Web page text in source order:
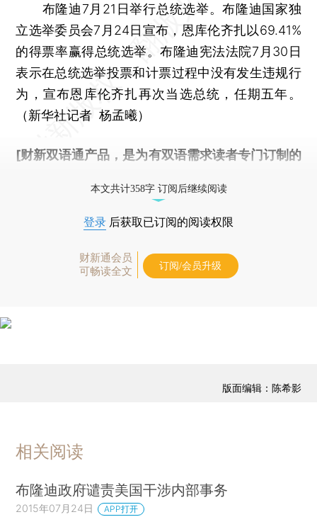
布隆迪7月21日举行总统选举。布隆迪国家独
立选举委员会7月24日宣布，恩库伦齐扎以69.41%
的得票率赢得总统选举。布隆迪宪法法院7月30日
表示在总统选举投票和计票过程中没有发生违规行
为，宣布恩库伦齐扎再次当选总统，任期五年。
（新华社记者 杨孟曦）
[财新双语通产品，是为有双语需求读者专门订制的
本文共计358字 订阅后继续阅读
登录 后获取已订阅的阅读权限
财新通会员
可畅读全文
订阅/会员升级
版面编辑：陈希影
相关阅读
布隆迪政府谴责美国干涉内部事务
2015年07月24日 APP打开